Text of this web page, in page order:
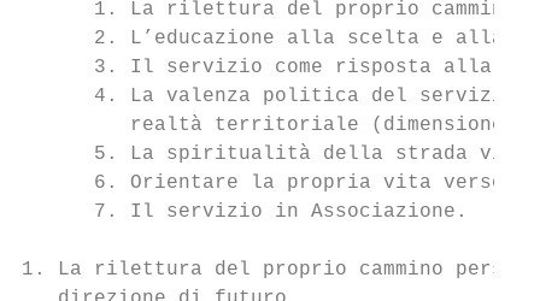
1. La rilettura del proprio cammino
2. L’educazione alla scelta e alla
3. Il servizio come risposta alla
4. La valenza politica del servizio
realtà territoriale (dimensione
5. La spiritualità della strada
6. Orientare la propria vita verso
      7. Il servizio in Associazione.
1. La rilettura del proprio cammino